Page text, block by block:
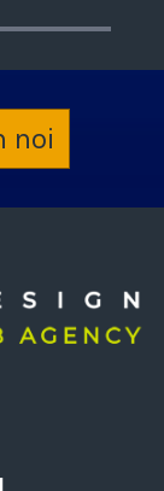
noi